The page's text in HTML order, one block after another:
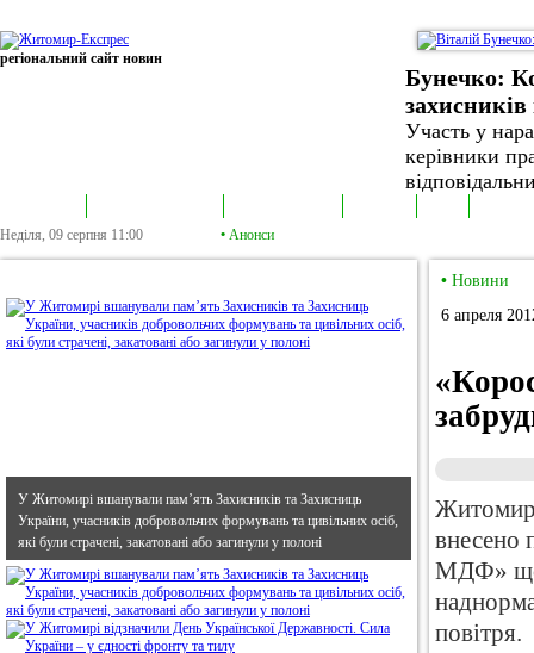
регіональний сайт новин
Бунечко:
захисників
Участь у
керівники
Неділя, 09 серпня 11:00 • Анонси
У Житомирі вшанували пам’ять Захисників та Захисниць
України, учасників добровольчих формувань та цивільних осіб,
які були страчені, закатовані або загинули у полоні
• Новини
6 апреля
внесено
МДФ»
повітря.